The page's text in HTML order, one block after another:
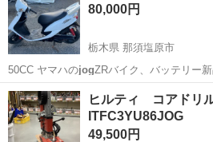
80,000円
栃木県 那須塩原市
50CC ヤマハのjogZRバイク、バッテリー
栃木 那須塩原市
ヒルティ コアドリ
ITFC3YU86JOG
49,500円